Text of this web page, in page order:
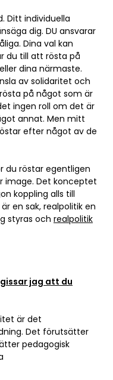
Ditt individuella
dig. DU ansvarar
Dina val kan
du till att rösta på
dina närmaste.
av solidaritet och
på något som är
ingen roll om det är
annat. Men mitt
efter något av de
du röstar egentligen
image. Det konceptet
koppling alls till
en sak, realpolitik en
styras och realpolitik
gissar jag att du
är det
Det förutsätter
pedagogisk